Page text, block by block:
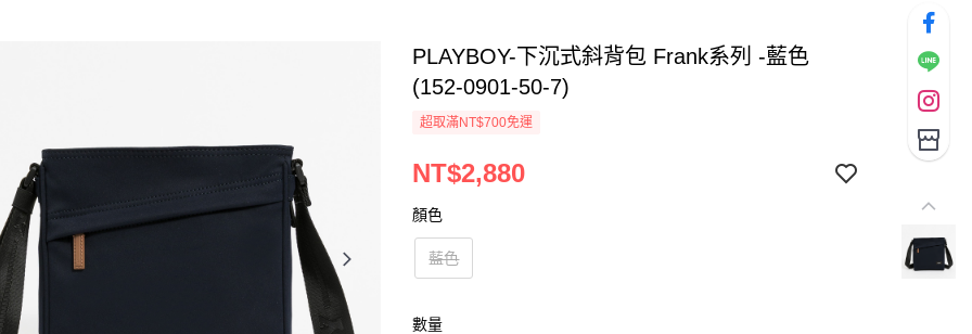
PLAYBOY-下沉式斜背包 Frank系列 -藍色
(152-0901-50-7)
超取滿NT$700免運
NT$2,880
顏色
藍色
數量